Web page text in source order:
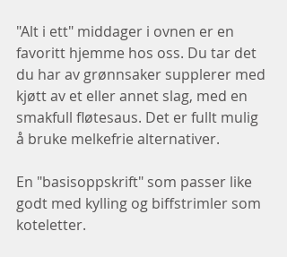
"Alt i ett" middager i ovnen er en
favoritt hjemme hos oss. Du tar det
du har av grønnsaker supplerer med
kjøtt av et eller annet slag, med en
smakfull fløtesaus. Det er fullt mulig
å bruke melkefrie alternativer.
En "basisoppskrift" som passer like
godt med kylling og biffstrimler som
koteletter.